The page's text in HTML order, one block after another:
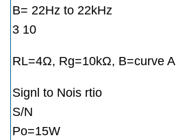
B= 22Hz to 22kHz
3 10
RL=4Ω, Rg=10kΩ, B=curve A
Signl to Nois rtio
S/N
Po=15W